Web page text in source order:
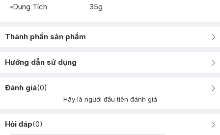
Dung Tích
35g
Thành phần sản phẩm
Hướng dẫn sử dụng
Đánh giá(0)
Hãy là người đầu tiên đánh giá
Hỏi đáp(0)